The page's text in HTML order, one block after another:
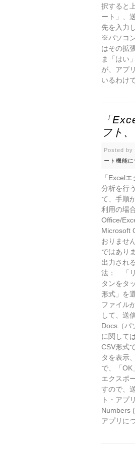
択すると
ート」、
先を入力
※パソコ
はその拡
ま「はい
が、アプ
いるわけ
「
フト
Posted by
ート機能に
「Excel
分析を行
て、手順
利用の場
Office/
Microsoft
おりませ
ではあり
出力され
法： 「リ
タンをタ
形式」を
ファイル
して、送
Docs（パ
に関して
CSV形式
タを表示
で、「OK
エクスポ
すので、
ト・アプ
Numbers
アプリに